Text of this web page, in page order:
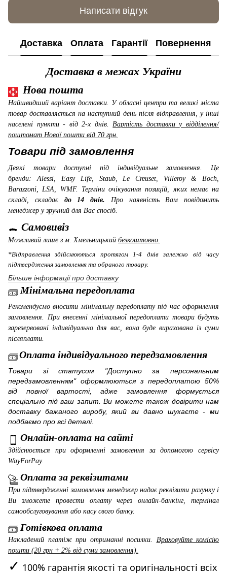
Написати відгук
Доставка Оплата Гарантії Повернення
Доставка в межах України
Нова пошта
Найшвидший варіант доставки. У обласні центри та великі міста
товар доставляється на наступний день після відправлення, у інші
населені пункти - від 2-х днів. Вартість доставки у відділення/
поштомат Нової пошти від 70 грн.
Товари під замовлення
Деякі товари доступні під індивідуальне замовлення. Це
бренди: Alessi, Easy Life, Staub, Le Creuset, Villeroy & Boch,
Barazzoni, LSA, WMF. Терміни очікування позицій, яких немає на
складі, складає до 14 днів. Про наявність Вам повідомить
менеджер у зручний для Вас спосіб.
Самовивіз
Можливий лише з м. Хмельницький безкоштовно.
*Відправлення здійснюються протягом 1-4 днів залежно від часу
підтвердження замовлення та обраного товару.
Більше інформації про доставку
Мінімальна передоплата
Рекомендуємо вносити мінімальну передоплату під час оформлення
замовлення. При внесенні мінімальної передоплати товари будуть
зарезервовані індивідуально для вас, вона буде вирахована із суми
післяплати.
Оплата індивідуального передзамовлення
Товари зі статусом "Доступно за персональним
передзамовленням" оформлюються з передоплатою 50%
від повної вартості, адже замовлення формується
спеціально під ваш запит. Ви можете також довірити нам
доставку бажаного виробу, який ви давно шукаєте - ми
подбаємо про всі деталі.
Онлайн-оплата на сайті
Здійснюється при оформленні замовлення за допомогою сервісу
WayForPay.
Оплата за реквізитами
При підтвердженні замовлення менеджер надає реквізити рахунку і
Ви зможете провести оплату через онлайн-банкінг, термінал
самообслуговування або касу свого банку.
Готівкова оплата
Накладений платіж при отриманні посилки. Враховуйте комісію
пошти (20 грн + 2% від суми замовлення).
✓ 100% гарантія якості та оригінальності всіх